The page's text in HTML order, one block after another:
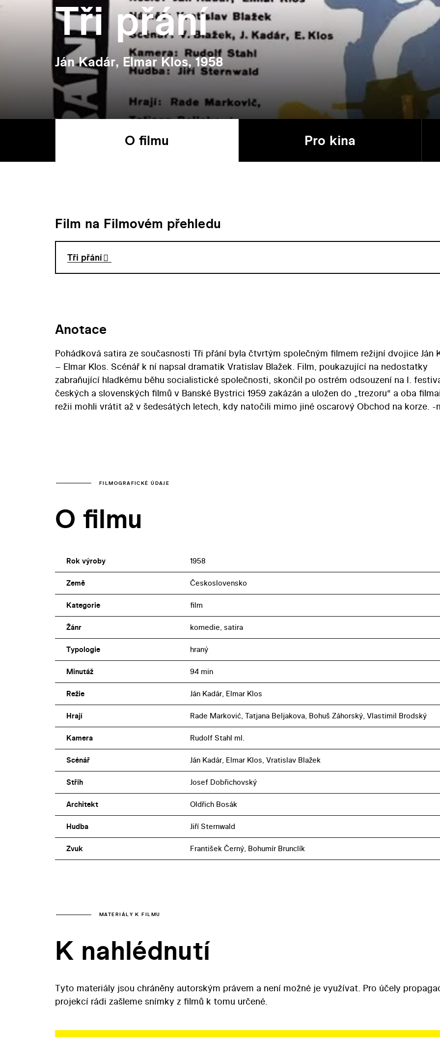
Tři přání
Ján Kadár, Elmar Klos, 1958
O filmu Pro kina
Film na Filmovém přehledu
Tři přání
Anotace
Pohádková satira ze současnosti Tři přání byla čtvrtým společným filmem režijní dvojice Ján
– Elmar Klos. Scénář k ní napsal dramatik Vratislav Blažek. Film, poukazující na nedostatky
zabraňující hladkému běhu socialistické společnosti, skončil po ostrém odsouzení na I.
českých a slovenských filmů v Banské Bystrici 1959 zakázán a uložen do „trezoru“ a oba
režii mohli vrátit až v šedesátých letech, kdy natočili mimo jiné oscarový Obchod na korze. -
FILMOGRAFICKÉ ÚDAJE
O filmu
Rok výroby 1958
Země Československo
Kategorie film
Žánr komedie, satira
Typologie hraný
Minutáž 94 min
Režie Ján Kadár, Elmar Klos
Hrají Rade Marković, Tatjana Beljakova, Bohuš Záhorský, Vlastimil Brodský
Kamera Rudolf Stahl ml.
Scénář Ján Kadár, Elmar Klos, Vratislav Blažek
Střih Josef Dobřichovský
Architekt Oldřich Bosák
Hudba Jiří Sternwald
Zvuk František Černý, Bohumír Brunclík
MATERIÁLY K FILMU
K nahlédnutí
Tyto materiály jsou chráněny autorským právem a není možné je využívat. Pro účely
projekcí rádi zašleme snímky z filmů k tomu určené.